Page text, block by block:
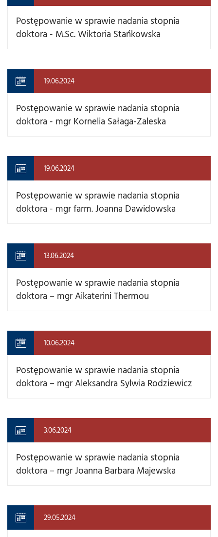
Postępowanie w sprawie nadania stopnia
doktora - M.Sc. Wiktoria Stańkowska
19.06.2024
Postępowanie w sprawie nadania stopnia
doktora - mgr Kornelia Sałaga-Zaleska
19.06.2024
Postępowanie w sprawie nadania stopnia
doktora - mgr farm. Joanna Dawidowska
13.06.2024
Postępowanie w sprawie nadania stopnia
doktora – mgr Aikaterini Thermou
10.06.2024
Postępowanie w sprawie nadania stopnia
doktora – mgr Aleksandra Sylwia Rodziewicz
3.06.2024
Postępowanie w sprawie nadania stopnia
doktora – mgr Joanna Barbara Majewska
29.05.2024